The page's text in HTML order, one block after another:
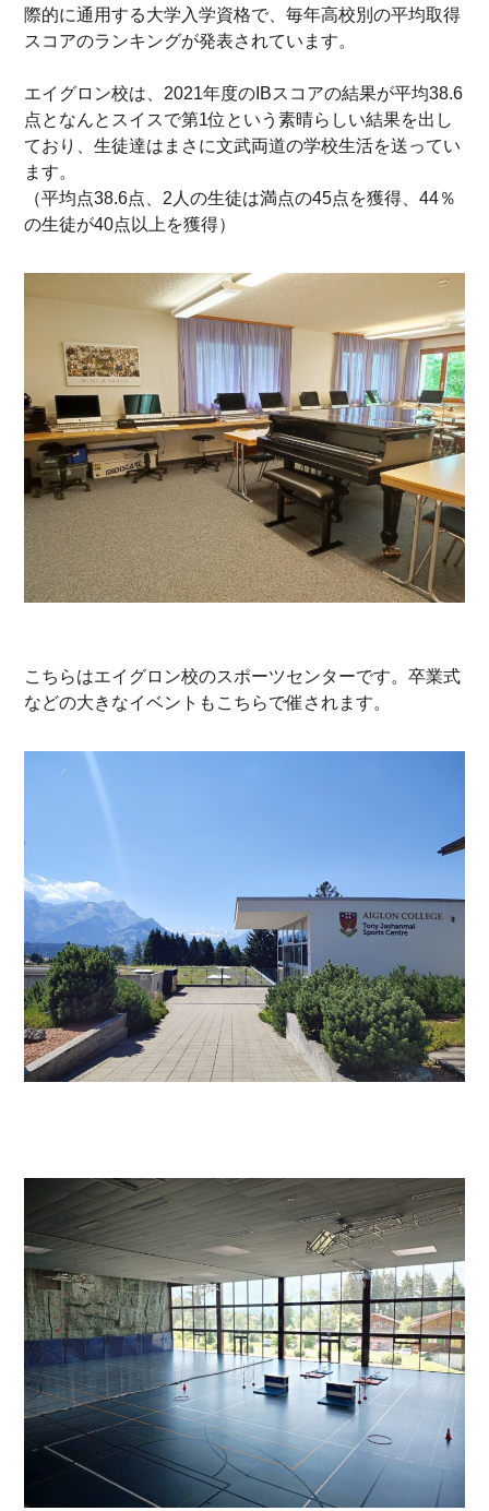
際的に通用する大学入学資格で、毎年高校別の平均取得
スコアのランキングが発表されています。
エイグロン校は、2021年度のIBスコアの結果が平均38.6
点となんとスイスで第1位という素晴らしい結果を出し
ており、生徒達はまさに文武両道の学校生活を送ってい
ます。
（平均点38.6点、2人の生徒は満点の45点を獲得、44％
の生徒が40点以上を獲得）
こちらはエイグロン校のスポーツセンターです。卒業式
などの大きなイベントもこちらで催されます。